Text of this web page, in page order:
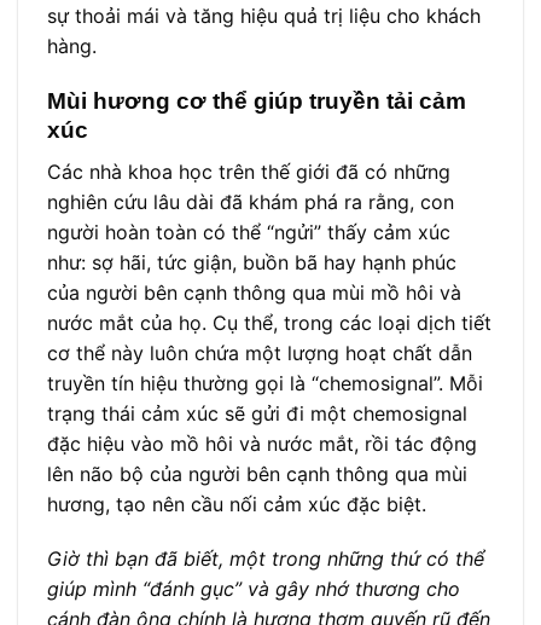
sự thoải mái và tăng hiệu quả trị liệu cho khách
hàng.
Mùi hương cơ thể giúp truyền tải cảm
xúc
Các nhà khoa học trên thế giới đã có những
nghiên cứu lâu dài đã khám phá ra rằng, con
người hoàn toàn có thể “ngửi” thấy cảm xúc
như: sợ hãi, tức giận, buồn bã hay hạnh phúc
của người bên cạnh thông qua mùi mồ hôi và
nước mắt của họ. Cụ thể, trong các loại dịch tiết
cơ thể này luôn chứa một lượng hoạt chất dẫn
truyền tín hiệu thường gọi là “chemosignal”. Mỗi
trạng thái cảm xúc sẽ gửi đi một chemosignal
đặc hiệu vào mồ hôi và nước mắt, rồi tác động
lên não bộ của người bên cạnh thông qua mùi
hương, tạo nên cầu nối cảm xúc đặc biệt.
Giờ thì bạn đã biết, một trong những thứ có thể
giúp mình “đánh gục” và gây nhớ thương cho
cánh đàn ông chính là hương thơm quyến rũ đến